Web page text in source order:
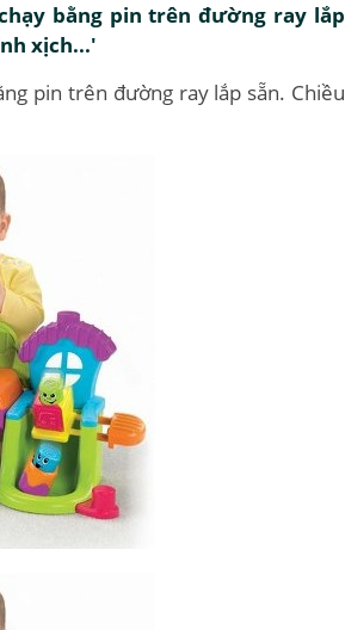
bằng pin trên đường ray lắp
xịch...'
pin trên đường ray lắp sẵn. Chiều